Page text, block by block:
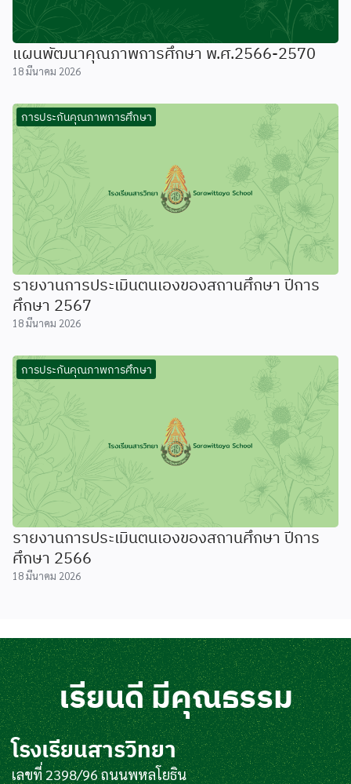
แผนพัฒนาคุณภาพการศึกษา พ.ศ.2566-2570
18 มีนาคม 2026
การประกันคุณภาพการศึกษา
รายงานการประเมินตนเองของสถานศึกษา ปีการ
ศึกษา 2567
18 มีนาคม 2026
การประกันคุณภาพการศึกษา
รายงานการประเมินตนเองของสถานศึกษา ปีการ
ศึกษา 2566
18 มีนาคม 2026
เรียนดี มีคุณธรรม
โรงเรียนสารวิทยา
เลขที่ 2398/96 ถนนพหลโยธิน